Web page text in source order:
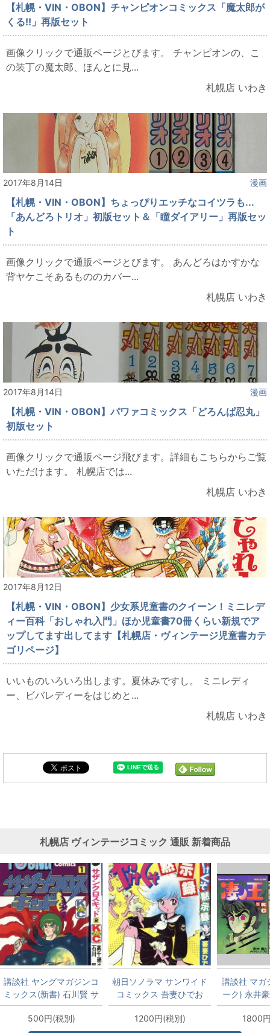
【札幌・VIN・OBON】チャンピオンコミックス「魔太郎が
くる!!」再版セット
画像クリックで通販ページとびます。 チャンピオンの、こ
の装丁の魔太郎、ほんとに見...
札幌店 いわき
2017年8月14日 漫画
【札幌・VIN・OBON】ちょっぴりエッチなコイツラも...
「あんどろトリオ」初版セット＆「瞳ダイアリー」再版セッ
ト
画像クリックで通販ページとびます。 あんどろはかすかな
背ヤケこそあるもののカバー...
札幌店 いわき
2017年8月14日 漫画
【札幌・VIN・OBON】パワァコミックス「どろんぱ忍丸」
初版セット
画像クリックで通販ページ飛びます。詳細もこちらからご覧
いただけます。 札幌店では...
札幌店 いわき
2017年8月12日
【札幌・VIN・OBON】少女系児童書のクイーン！ミニレデ
ィー百科「おしゃれ入門」ほか児童書70冊くらい新規でア
ップしてます出してます【札幌店・ヴィンテージ児童書カテ
ゴリページ】
いいものいろいろ出します。夏休みですし。 ミニレディ
ー、ビバレディーをはじめと...
札幌店 いわき
札幌店 ヴィンテージコミック 通販 新着商品
講談社 ヤングマガジンコ
ミックス(新書) 石川賢 サ
ザンクロスキッド全2巻
セット
500円(税別)
朝日ソノラマ サンワイド
コミックス 吾妻ひでお
やけくそ黙示録 再版
1200円(税別)
講談社 マガ
ーク) 永井
巻 再
1800